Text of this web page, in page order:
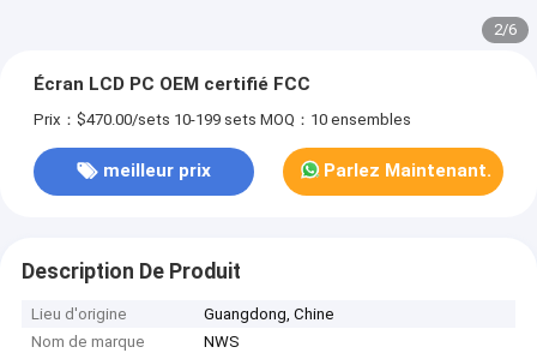
3/6
Écran LCD PC OEM certifié FCC
Prix：$470.00/sets 10-199 sets MOQ：10 ensembles
meilleur prix Parlez Maintenant.
Description De Produit
Lieu d'origine
Guangdong, Chine
Nom de marque
NWS